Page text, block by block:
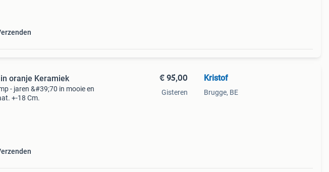
oranje Keramiek
- jaren &#39;70 in mooie en
+-18 Cm.
€ 95,00
Gisteren
Kristof
Brugge, BE